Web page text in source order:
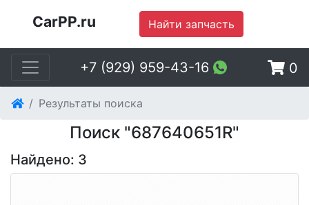
CarPP.ru Найти запчасть
+7 (929) 959-43-16 0
Результаты поиска
Поиск "687640651R"
Найдено: 3